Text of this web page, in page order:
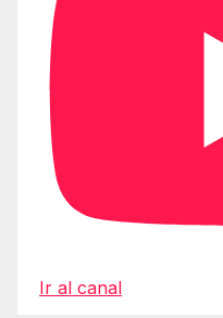
Ir al canal